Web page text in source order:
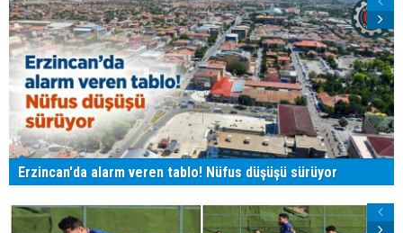
Erzincan'da alarm veren tablo! Nüfus düşüşü sürüyor